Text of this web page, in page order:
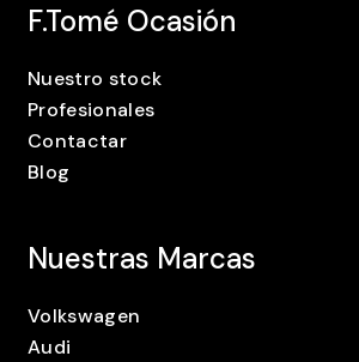
F.Tomé Ocasión
Nuestro stock
Profesionales
Contactar
Blog
Nuestras Marcas
Volkswagen
Audi